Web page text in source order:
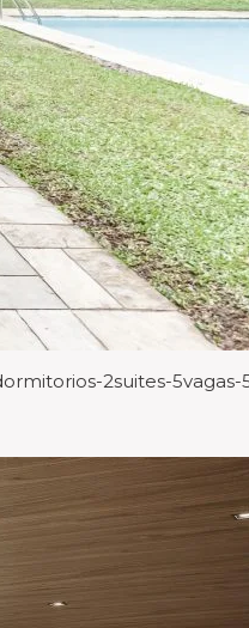
2suites-5vagas-